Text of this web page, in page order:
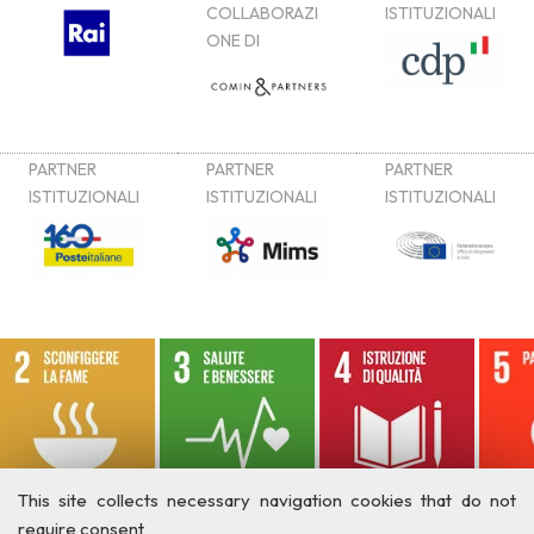
This site collects necessary navigation cookies that do not
require consent